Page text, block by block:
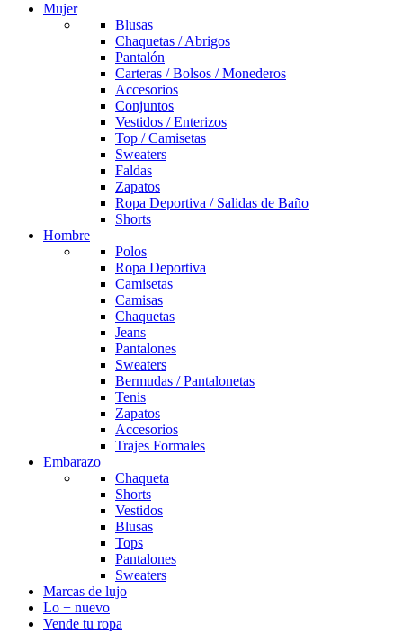
Mujer
Blusas
Chaquetas / Abrigos
Pantalón
Carteras / Bolsos / Monederos
Accesorios
Conjuntos
Vestidos / Enterizos
Top / Camisetas
Sweaters
Faldas
Zapatos
Ropa Deportiva / Salidas de Baño
Shorts
Hombre
Polos
Ropa Deportiva
Camisetas
Camisas
Chaquetas
Jeans
Pantalones
Sweaters
Bermudas / Pantalonetas
Tenis
Zapatos
Accesorios
Trajes Formales
Embarazo
Chaqueta
Shorts
Vestidos
Blusas
Tops
Pantalones
Sweaters
Marcas de lujo
Lo + nuevo
Vende tu ropa